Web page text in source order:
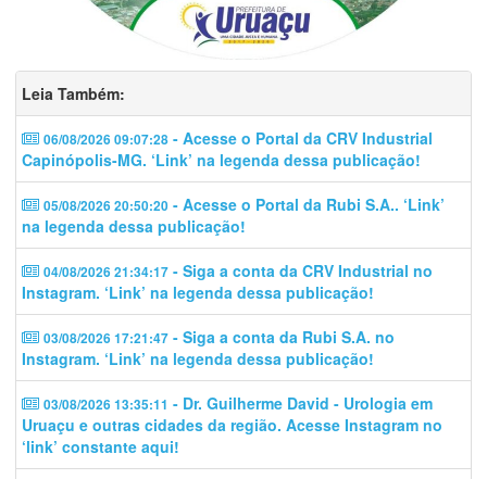
Leia Também:
06/08/2026 09:07:28 - Acesse o Portal da CRV Industrial
Capinópolis-MG. ‘Link’ na legenda dessa publicação!
05/08/2026 20:50:20 - Acesse o Portal da Rubi S.A.. ‘Link’
na legenda dessa publicação!
04/08/2026 21:34:17 - Siga a conta da CRV Industrial no
Instagram. ‘Link’ na legenda dessa publicação!
03/08/2026 17:21:47 - Siga a conta da Rubi S.A. no
Instagram. ‘Link’ na legenda dessa publicação!
03/08/2026 13:35:11 - Dr. Guilherme David - Urologia em
Uruaçu e outras cidades da região. Acesse Instagram no
‘link’ constante aqui!